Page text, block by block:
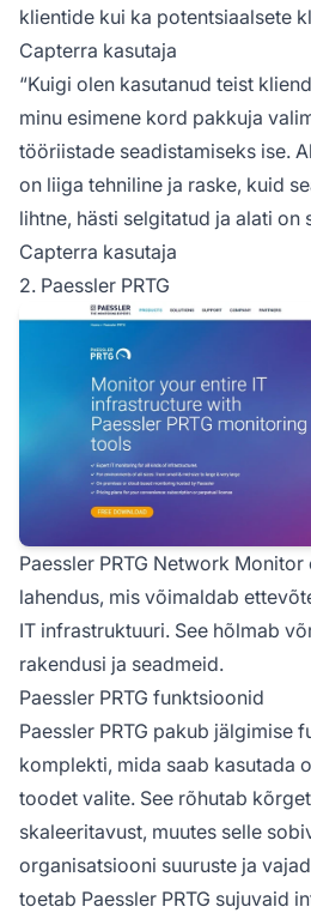
klientide kui ka potentsiaalsete
Capterra kasutaja
“Kuigi olen kasutanud teist
minu esimene kord pakkuja
tööriistade seadistamiseks ise.
on liiga tehniline ja raske, kuid
lihtne, hästi selgitatud ja alati on
Capterra kasutaja
2. Paessler PRTG
Paessler PRTG Network
lahendus, mis võimaldab
IT infrastruktuuri. See hõlmab
rakendusi ja seadmeid.
Paessler PRTG funktsioonid
Paessler PRTG pakub jälgimise
komplekti, mida saab kasutada
toodet valite. See rõhutab
skaleeritavust, muutes selle
organisatsiooni suuruste ja
toetab Paessler PRTG sujuvaid